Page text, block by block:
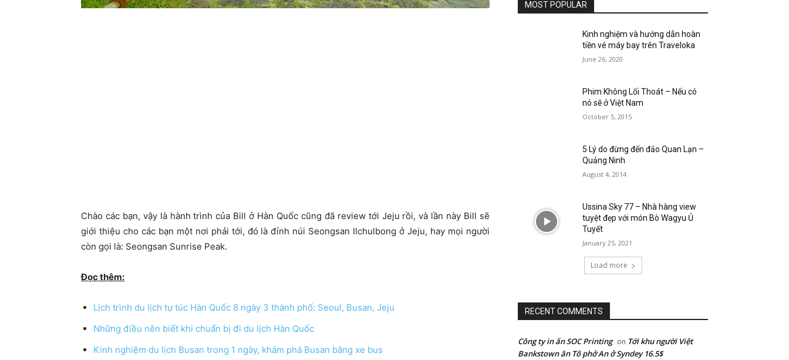
Chào các bạn, vậy là hành trình của Bill ở Hàn Quốc cũng đã review tới Jeju rồi, và lần này Bill sẽ
giới thiệu cho các bạn một nơi phải tới, đó là đỉnh núi Seongsan Ilchulbong ở Jeju, hay mọi người
còn gọi là: Seongsan Sunrise Peak.
Đọc thêm:
Lịch trình du lịch tự túc Hàn Quốc 8 ngày 3 thành phố: Seoul, Busan, Jeju
Những điều nên biết khi chuẩn bị đi du lịch Hàn Quốc
Kinh nghiệm du lịch Busan trong 1 ngày, khám phá Busan bằng xe bus
MOST POPULAR
Kinh nghiệm và hướng dẫn hoàn
tiền vé máy bay trên Traveloka
June 26, 2020
Phim Không Lối Thoát – Nếu có
nó sẽ ở Việt Nam
October 5, 2015
5 Lý do đừng đến đảo Quan Lạn –
Quảng Ninh
August 4, 2014
Ussina Sky 77 – Nhà hàng view
tuyệt đẹp với món Bò Wagyu Ủ
Tuyết
January 25, 2021
Load more
RECENT COMMENTS
Công ty in ấn SOC Printing on Tới khu người Việt
Bankstown ăn Tô phở An ở Syndey 16.5$